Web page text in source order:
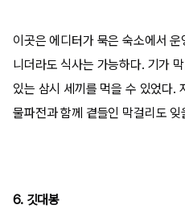
이곳은 에디터가 묵은 숙소에서
니더라도 식사는 가능하다. 기가
있는 삼시 세끼를 먹을 수 있었다.
물파전과 함께 곁들인 막걸리도 잊
6. 깃대봉